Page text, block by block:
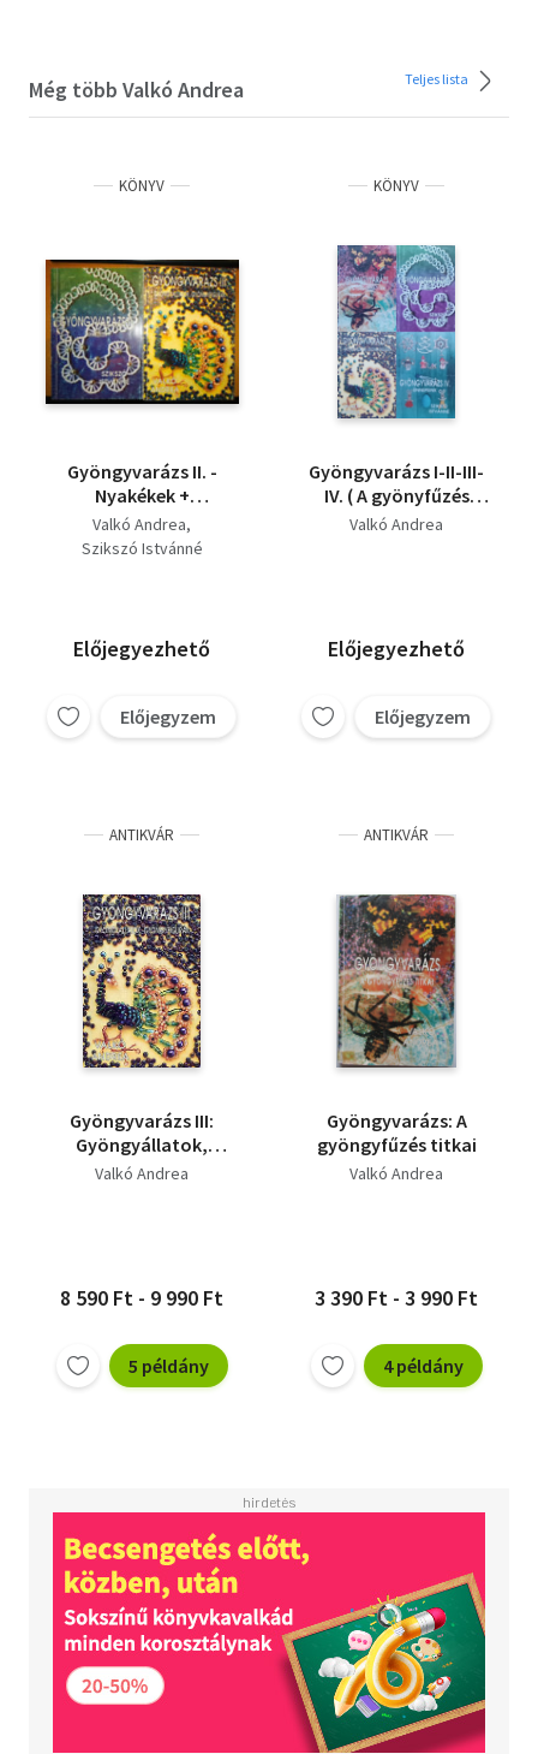
Még több Valkó Andrea Teljes lista
KÖNYV
Gyöngyvarázs II. -
Nyakékek +
Gyöngyvarázs III. -
Gyöngyállatok,
Valkó Andrea
Szikszó Istvánné
Előjegyezhető
Előjegyzem
KÖNYV
Gyöngyvarázs I-II-III-
IV. ( A gyönyfűzés
titkai + Nyakékek +
Valkó Andrea
Előjegyezhető
Előjegyzem
ANTIKVÁR
Gyöngyvarázs III:
Gyöngyállatok,
gyöngyfigurák
Valkó Andrea
8 590 Ft - 9 990 Ft
5 példány
ANTIKVÁR
Gyöngyvarázs: A
gyöngyfűzés titkai
Valkó Andrea
3 390 Ft - 3 990 Ft
4 példány